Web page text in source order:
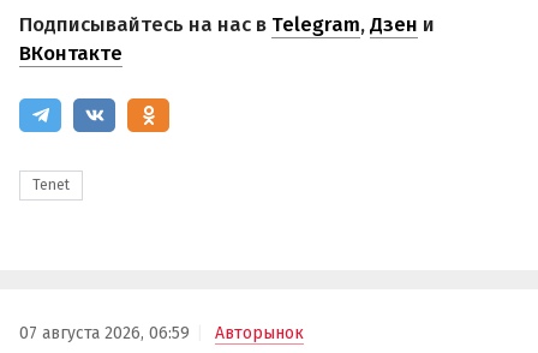
Подписывайтесь на нас в Telegram,Дзен и
ВКонтакте
Tenet
07 августа 2026, 06:59 Авторынок